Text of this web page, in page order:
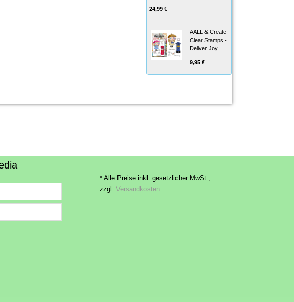
24,99 €
AALL & Create
Clear Stamps -
Deliver Joy
9,95 €
* Alle Preise inkl. gesetzlicher MwSt.,
zzgl. Versandkosten